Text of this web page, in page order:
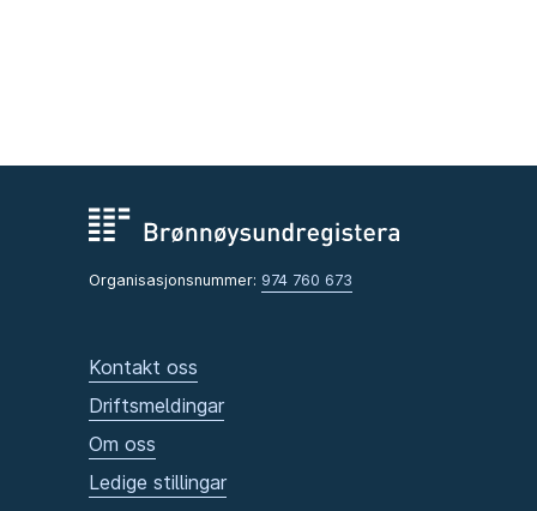
Organisasjonsnummer: 974 760 673
Kontakt oss
Driftsmeldingar
Om oss
Ledige stillingar